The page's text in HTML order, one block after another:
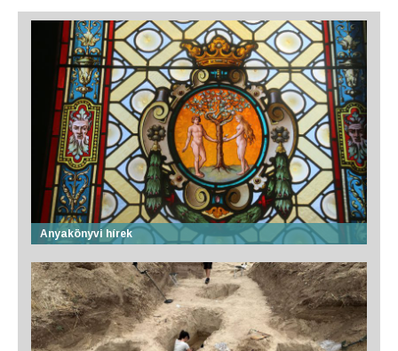
Anyakönyvi hírek